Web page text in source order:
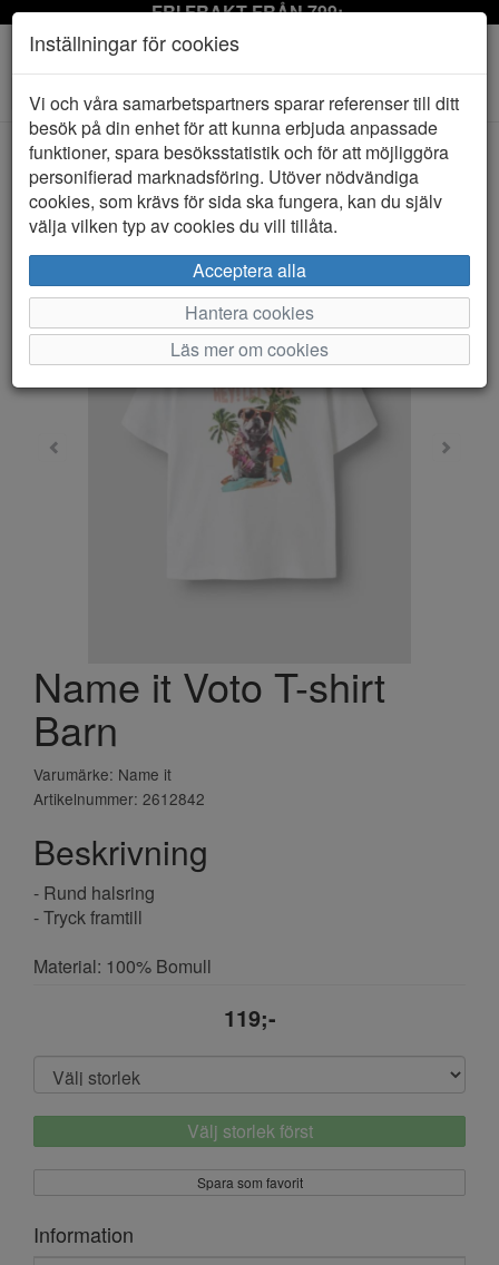
FRI FRAKT FRÅN 799:-
Toggle
navigation
HEM NAME IT
Name it Voto T-shirt
Barn
Varumärke: Name it
Artikelnummer: 2612842
Beskrivning
- Rund halsring
- Tryck framtill
Material: 100% Bomull
119;-
Välj storlek först
Spara som favorit
Information
Inställningar för cookies
Vi och våra samarbetspartners sparar referenser till ditt
besök på din enhet för att kunna erbjuda anpassade
funktioner, spara besöksstatistik och för att möjliggöra
personifierad marknadsföring. Utöver nödvändiga
cookies, som krävs för sida ska fungera, kan du själv
välja vilken typ av cookies du vill tillåta.
Acceptera alla
Hantera cookies
Läs mer om cookies